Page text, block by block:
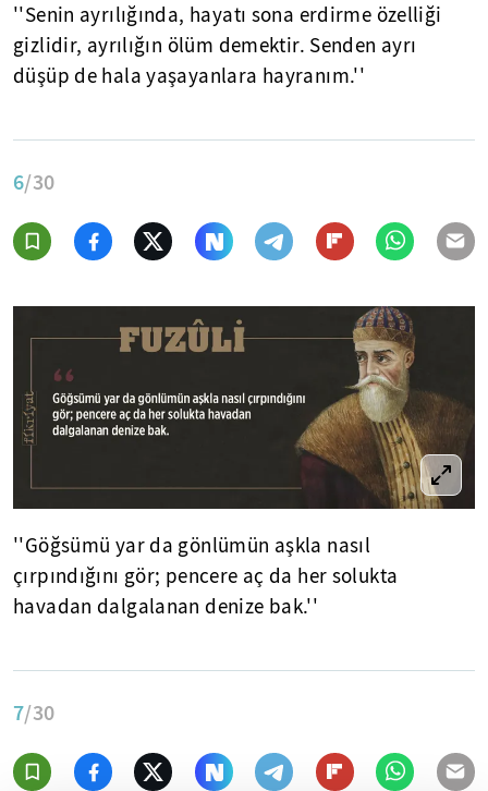
''Senin ayrılığında, hayatı sona erdirme özelliği
gizlidir, ayrılığın ölüm demektir. Senden ayrı
düşüp de hala yaşayanlara hayranım.''
6/30
''Göğsümü yar da gönlümün aşkla nasıl
çırpındığını gör; pencere aç da her solukta
havadan dalgalanan denize bak.''
7/30